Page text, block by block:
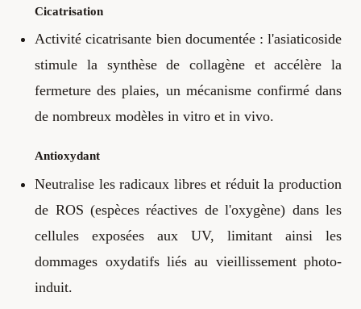
Cicatrisation
Activité cicatrisante bien documentée : l'asiaticoside
stimule la synthèse de collagène et accélère la
fermeture des plaies, un mécanisme confirmé dans
de nombreux modèles in vitro et in vivo.
Antioxydant
Neutralise les radicaux libres et réduit la production
de ROS (espèces réactives de l'oxygène) dans les
cellules exposées aux UV, limitant ainsi les
dommages oxydatifs liés au vieillissement photo-
induit.